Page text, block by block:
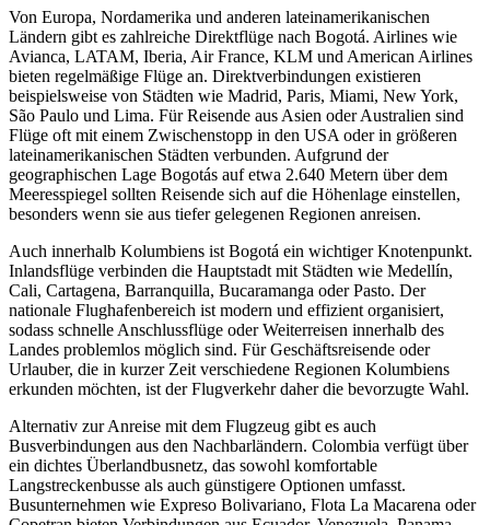
Von Europa, Nordamerika und anderen lateinamerikanischen
Ländern gibt es zahlreiche Direktflüge nach Bogotá. Airlines wie
Avianca, LATAM, Iberia, Air France, KLM und American Airlines
bieten regelmäßige Flüge an. Direktverbindungen existieren
beispielsweise von Städten wie Madrid, Paris, Miami, New York,
São Paulo und Lima. Für Reisende aus Asien oder Australien sind
Flüge oft mit einem Zwischenstopp in den USA oder in größeren
lateinamerikanischen Städten verbunden. Aufgrund der
geographischen Lage Bogotás auf etwa 2.640 Metern über dem
Meeresspiegel sollten Reisende sich auf die Höhenlage einstellen,
besonders wenn sie aus tiefer gelegenen Regionen anreisen.
Auch innerhalb Kolumbiens ist Bogotá ein wichtiger Knotenpunkt.
Inlandsflüge verbinden die Hauptstadt mit Städten wie Medellín,
Cali, Cartagena, Barranquilla, Bucaramanga oder Pasto. Der
nationale Flughafenbereich ist modern und effizient organisiert,
sodass schnelle Anschlussflüge oder Weiterreisen innerhalb des
Landes problemlos möglich sind. Für Geschäftsreisende oder
Urlauber, die in kurzer Zeit verschiedene Regionen Kolumbiens
erkunden möchten, ist der Flugverkehr daher die bevorzugte Wahl.
Alternativ zur Anreise mit dem Flugzeug gibt es auch
Busverbindungen aus den Nachbarländern. Colombia verfügt über
ein dichtes Überlandbusnetz, das sowohl komfortable
Langstreckenbusse als auch günstigere Optionen umfasst.
Busunternehmen wie Expreso Bolivariano, Flota La Macarena oder